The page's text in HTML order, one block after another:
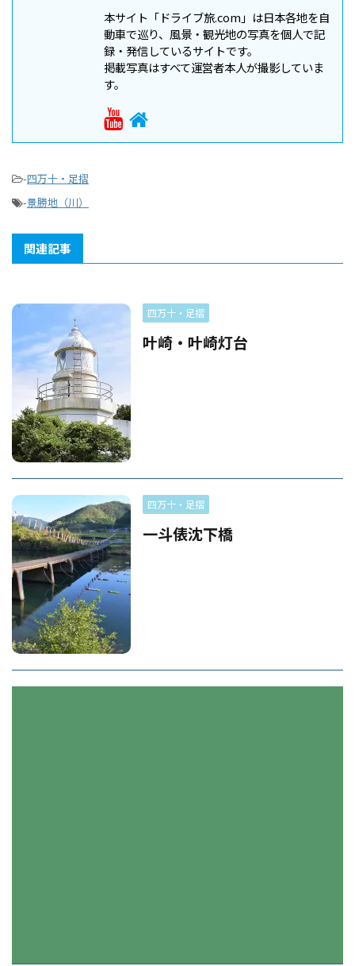
本サイト「ドライブ旅.com」は日本各地を自
動車で巡り、風景・観光地の写真を個人で記
録・発信しているサイトです。
掲載写真はすべて運営者本人が撮影していま
す。
-四万十・足摺
-景勝地（川）
関連記事
四万十・足摺
叶崎・叶崎灯台
四万十・足摺
一斗俵沈下橋